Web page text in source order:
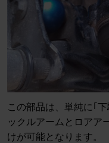
この部品は、単純に｢
ックルアームとロアア
けが可能となります。